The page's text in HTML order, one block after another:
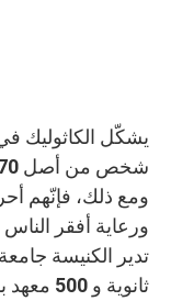
ومع ذلك، فإنّهم
ورعاية أفقر
ثانوية